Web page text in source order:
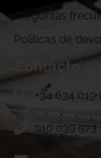
Preguntas
Politicas de
Contacto
+34 634 019
910 039 973